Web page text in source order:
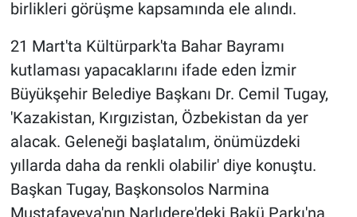
birlikleri görüşme kapsamında ele alındı.
21 Mart'ta Kültürpark'ta Bahar Bayramı
kutlaması yapacaklarını ifade eden İzmir
Büyükşehir Belediye Başkanı Dr. Cemil Tugay,
'Kazakistan, Kırgızistan, Özbekistan da yer
alacak. Geleneği başlatalım, önümüzdeki
yıllarda daha da renkli olabilir' diye konuştu.
Başkan Tugay, Başkonsolos Narmina